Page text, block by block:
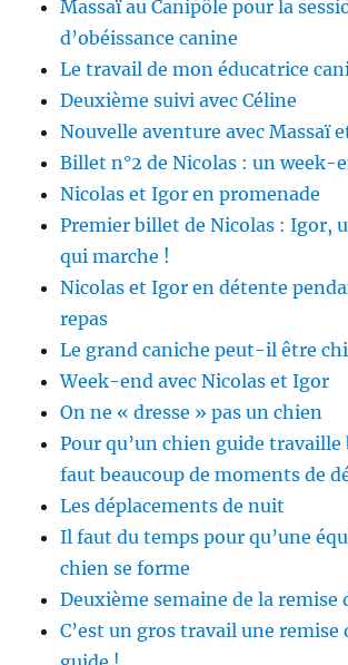
Massaï au Canipôle pour la
d’obéissance canine
Le travail de mon éducatrice
Deuxième suivi avec Céline
Nouvelle aventure avec Massaï
Billet n°2 de Nicolas : un week-
Nicolas et Igor en promenade
Premier billet de Nicolas : Igor,
qui marche !
Nicolas et Igor en détente
repas
Le grand caniche peut-il être
Week-end avec Nicolas et Igor
On ne « dresse » pas un chien
Pour qu’un chien guide
faut beaucoup de moments de
Les déplacements de nuit
Il faut du temps pour qu’une
chien se forme
Deuxième semaine de la remise
C’est un gros travail une remise